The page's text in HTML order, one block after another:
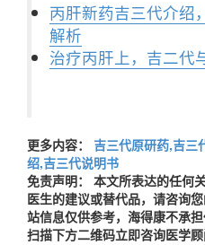
丙肝新药吉三代介绍
解析
治疗丙肝上，吉二代
更多内容：
吉三代原研药,吉三
绍,吉三代说明书
免责声明： 本文所表达的任何
医生的建议或替代品，请咨询
站信息仅供参考，海得康不承
扫描下方二维码立即咨询医学顾